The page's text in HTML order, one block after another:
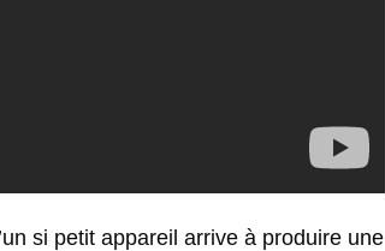
si petit appareil arrive à produire une